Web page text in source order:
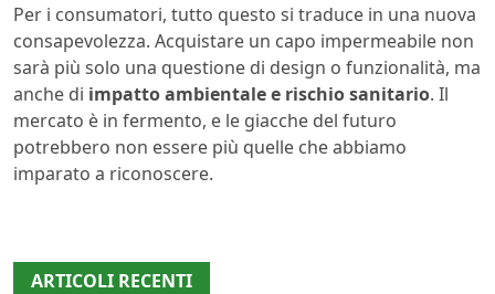
Per i consumatori, tutto questo si traduce in una nuova
consapevolezza. Acquistare un capo impermeabile non
sarà più solo una questione di design o funzionalità, ma
anche di impatto ambientale e rischio sanitario. Il
mercato è in fermento, e le giacche del futuro
potrebbero non essere più quelle che abbiamo
imparato a riconoscere.
ARTICOLI RECENTI